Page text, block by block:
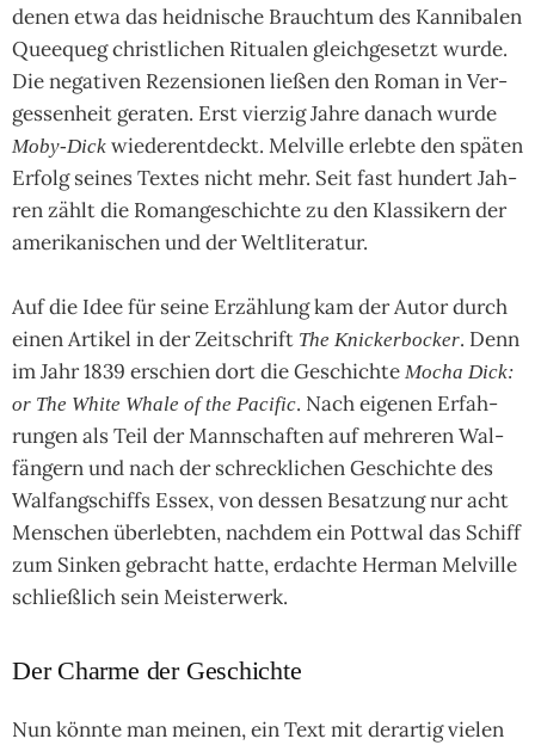
denen etwa das heid­ni­sche Brauch­tum des Kan­niba­len
Quee­queg christ­li­chen Ritu­alen gleich­ge­setzt wurde.
Die nega­ti­ven Rezen­sio­nen lie­ßen den Roman in Ver­
ges­sen­heit gera­ten. Erst vier­zig Jahre danach wurde
Moby-Dick wie­der­ent­deckt. Mel­ville erlebte den spä­ten
Erfolg sei­nes Tex­tes nicht mehr. Seit fast hun­dert Jah­
ren zählt die Roman­ge­schich­te zu den Klas­si­kern der
ame­rika­ni­schen und der Welt­lite­ra­tur.
Auf die Idee für seine Erzäh­lung kam der Autor durch
einen Arti­kel in der Zeit­schrift The Kni­cker­bo­cker. Denn
im Jahr 1839 erschien dort die Ge­schich­te Mocha Dick:
or The White Whale of the Paci­fic. Nach eige­nen Erfah­
run­gen als Teil der Mann­schaf­ten auf meh­re­ren Wal­
fän­gern und nach der schreck­li­chen Ge­schich­te des
Wal­fang­schiffs Essex, von des­sen Besat­zung nur acht
Men­schen über­leb­ten, nach­dem ein Pott­wal das Schiff
zum Sin­ken gebracht hatte, erdachte Her­man Mel­ville
schließ­lich sein Meis­ter­werk.
Der Charme der Geschichte
Nun könnte man mei­nen, ein Text mit der­ar­tig vie­len